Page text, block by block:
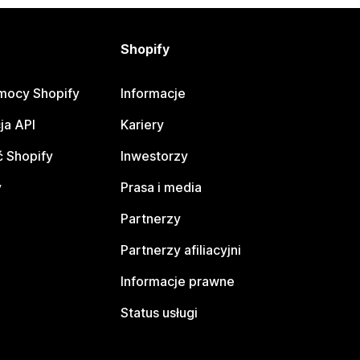
Shopify
API
Shopify
Shopify
Informacje
Kariery
Inwestorzy
Prasa i media
Partnerzy
Partnerzy afiliacyjni
Informacje prawne
Status usługi